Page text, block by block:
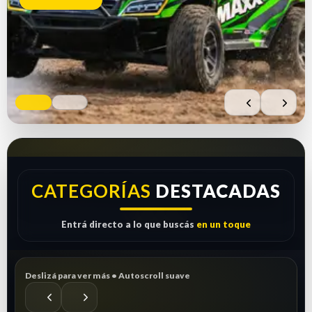
Comprar ahora Ver repuestos
CATEGORÍAS DESTACADAS
Entrá directo a lo que buscás en un toque
Deslizá para ver más • Autoscroll suave